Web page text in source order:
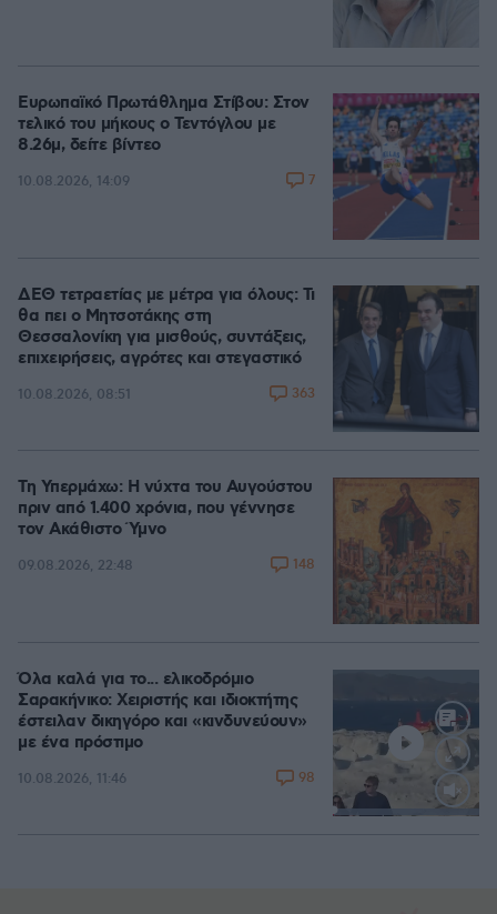
Ευρωπαϊκό Πρωτάθλημα Στίβου: Στον
τελικό του μήκους ο Τεντόγλου με
8.26μ, δείτε βίντεο
10.08.2026, 14:09 7
ΔΕΘ τετραετίας με μέτρα για όλους: Τι
θα πει ο Μητσοτάκης στη
Θεσσαλονίκη για μισθούς, συντάξεις,
επιχειρήσεις, αγρότες και στεγαστικό
10.08.2026, 08:51 363
Τη Υπερμάχω: Η νύχτα του Αυγούστου
πριν από 1.400 χρόνια, που γέννησε
τον Ακάθιστο Ύμνο
09.08.2026, 22:48 148
Loaded
Όλα καλά για το... ελικοδρόμιο
Σαρακήνικο: Χειριστής και ιδιοκτήτης
έστειλαν δικηγόρο και «κινδυνεύουν»
με ένα πρόστιμο
10.08.2026, 11:46 98